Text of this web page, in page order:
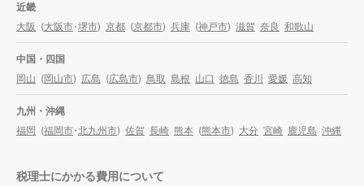
近畿
大阪 (大阪市・堺市) 京都 (京都市) 兵庫 (神戸市) 滋賀 奈良 和歌山
中国・四国
岡山 (岡山市) 広島 (広島市) 鳥取 島根 山口 徳島 香川 愛媛 高知
九州・沖縄
福岡 (福岡市・北九州市) 佐賀 長崎 熊本 (熊本市) 大分 宮崎 鹿児島 沖縄
税理士にかかる費用について